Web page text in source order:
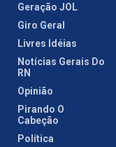
Geração JOL
Giro Geral
Livres Idéias
Notícias Gerais Do
RN
Opinião
Pirando O
Cabeção
Política